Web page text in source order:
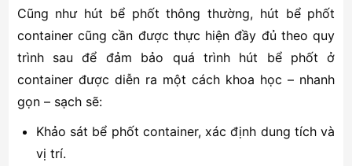
Cũng như hút bể phốt thông thường, hút bể phốt
container cũng cần được thực hiện đầy đủ theo quy
trình sau để đảm bảo quá trình hút bể phốt ở
container được diễn ra một cách khoa học – nhanh
gọn – sạch sẽ:
Khảo sát bể phốt container, xác định dung tích và
vị trí.